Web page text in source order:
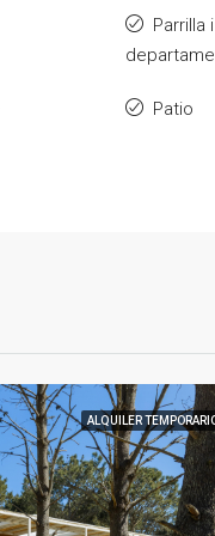
Parrilla
Patio
ALQUILER